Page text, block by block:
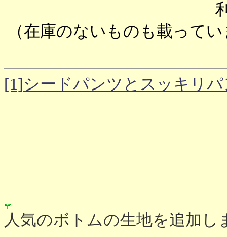
（在庫のないものも載って
[1]シードパンツとスッキリ
人気のボトムの生地を追加し